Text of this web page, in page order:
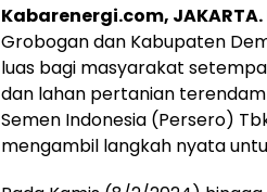
Kabarenergi.com, JAKARTA.
Grobogan dan Kabupaten
luas bagi masyarakat
dan lahan pertanian
Semen Indonesia (Persero)
mengambil langkah nyata